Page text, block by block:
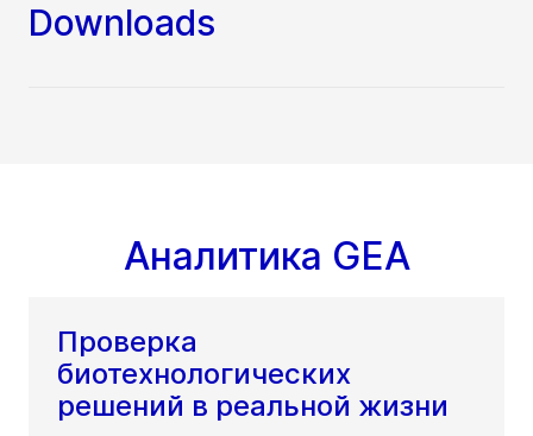
Downloads
Аналитика GEA
Проверка
биотехнологических
решений в реальной жизни